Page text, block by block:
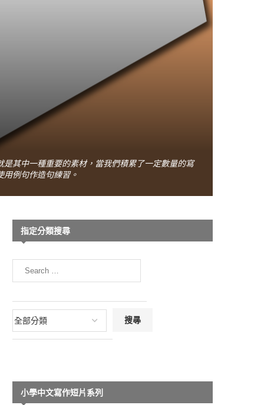
其中一種重要的素材，當我們積累了一定數量的寫
例句作造句練習。
指定分類搜尋
小學中文寫作短片系列